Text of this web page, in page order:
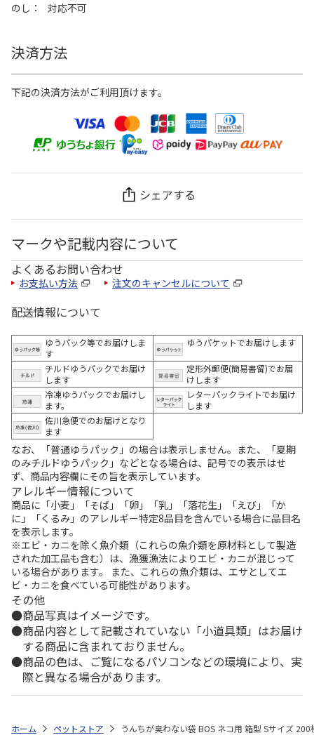
のし
対応不可
決済方法
下記の決済方法がご利用頂けます。
シェアする
マークや記載内容について
よくあるお問い合わせ
お支払い方法 注文のキャンセルについて
配送情報について
ゆうパック等でお届けしま
す
ゆうパケットでお届けします
チルドゆうパックでお届け
します
定形外郵便(簡易書留)でお届
けします
冷凍ゆうパックでお届けし
ます。
レターパックライトでお届け
します
佐川急便でのお届けとなり
ます
なお、「普通ゆうパック」の場合は表示しません。また、「夏期
のみチルドゆうパック」などとなる場合は、記号での表示はせ
ず、商品内容欄にその旨を表示しています。
アレルギー情報について
商品に「小麦」「そば」「卵」「乳」「落花生」「えび」「か
に」「くるみ」のアレルギー特定8品目を含んでいる場合に品目名
を表示します。
※エビ・カニを除く魚介類（これらの魚介類を原材料として製造
された加工品も含む）は、漁獲漁法によりエビ・カニが混じって
いる場合があります。 また、これらの魚介類は、エサとしてエ
ビ・カニを食べている可能性があります。
その他
商品写真はイメージです。
商品内容として記載されていない「小道具類」はお届け
する商品に含まれておりません。
商品の色は、ご覧になるパソコンなどの環境により、実
際と異なる場合があります。
ホーム ペットストア うんちが臭わない袋 BOS ネコ用 箱型 Sサイズ 200